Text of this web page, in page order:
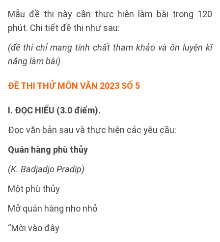
Mẫu đề thi này cần thực hiện làm bài trong 120
phút. Chi tiết đề thi như sau:
(đề thi chỉ mang tính chất tham khảo và ôn luyện kĩ
năng làm bài)
ĐỀ THI THỬMÔN VĂN 2023 SỐ 5
I. ĐỌC HIỂU (3.0 điểm).
Đọc văn bản sau và thực hiện các yêu cầu:
Quán hàng phù thủy
(K. Badjadjo Pradip)
Một phù thủy
Mở quán hàng nho nhỏ
“Mời vào đây